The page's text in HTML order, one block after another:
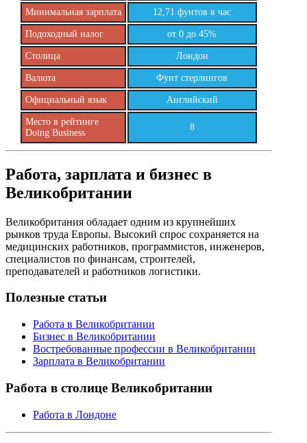
Минимальная зарплата 12,71 фунтов в час
Подоходный налог от 0 до 45%
Столица Лондон
Валюта Фунт стерлингов
Официальный язык Английский
Место в рейтинге
Doing Business
8
Работа, зарплата и бизнес в
Великобритании
Великобритания обладает одним из крупнейших
рынков труда Европы. Высокий спрос сохраняется на
медицинских работников, программистов, инженеров,
специалистов по финансам, строителей,
преподавателей и работников логистики.
Полезные статьи
Работа в Великобритании
Бизнес в Великобритании
Востребованные профессии в Великобритании
Зарплата в Великобритании
Работа в столице Великобритании
Работа в Лондоне